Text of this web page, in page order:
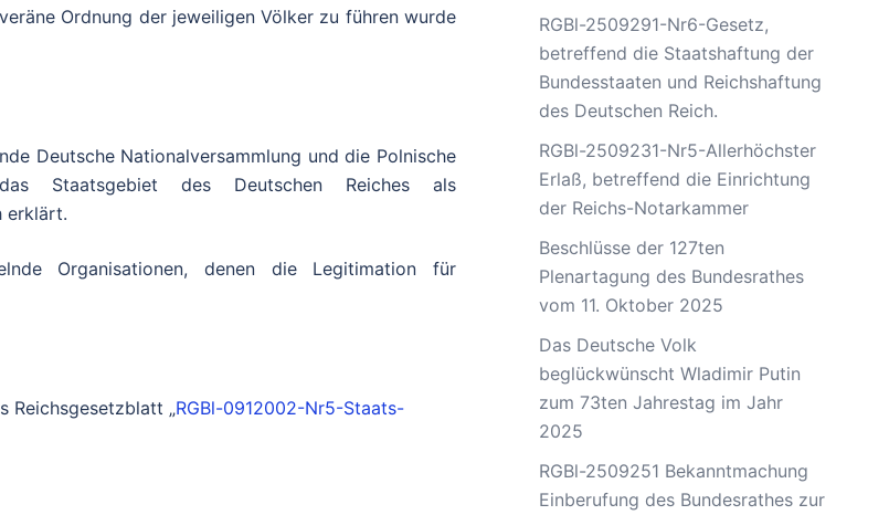
Ordnung der jeweiligen Völker zu führen wurde
Deutsche Nationalversammlung und die Polnische
das Staatsgebiet des Deutschen Reiches als
erklärt.
Organisationen, denen die Legitimation für
Reichsgesetzblatt „RGBl-0912002-Nr5-Staats-
RGBl-2509291-Nr6-Gesetz,
betreffend die Staatshaftung der
Bundesstaaten und Reichshaftung
des Deutschen Reich.
RGBl-2509231-Nr5-Allerhöchster
Erlaß, betreffend die Einrichtung
der Reichs-Notarkammer
Beschlüsse der 127ten
Plenartagung des Bundesrathes
vom 11. Oktober 2025
Das Deutsche Volk
beglückwünscht Wladimir Putin
zum 73ten Jahrestag im Jahr
2025
RGBl-2509251 Bekanntmachung
Einberufung des Bundesrathes zur